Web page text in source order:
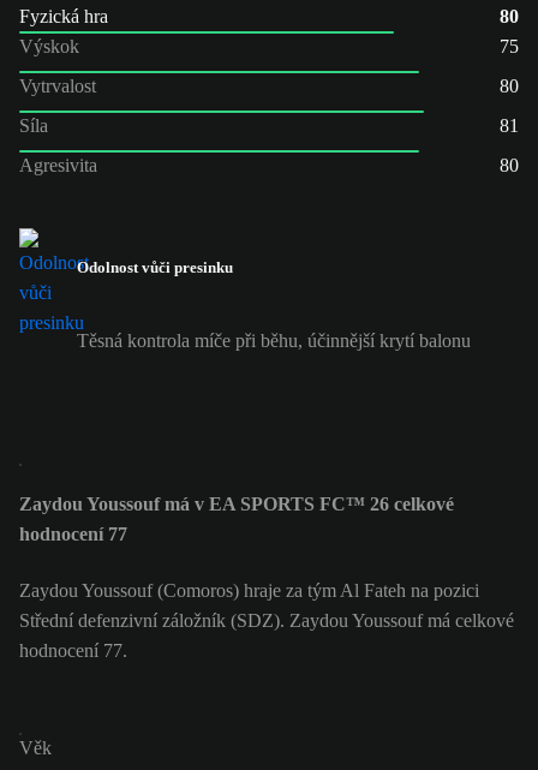
Fyzická hra
80
Výskok
75
Vytrvalost
80
Síla
81
Agresivita
80
Odolnost vůči presinku
Těsná kontrola míče při běhu, účinnější krytí balonu
Zaydou Youssouf má v EA SPORTS FC™ 26 celkové
hodnocení 77
Zaydou Youssouf (Comoros) hraje za tým Al Fateh na pozici
Střední defenzivní záložník (SDZ). Zaydou Youssouf má celkové
hodnocení 77.
Věk